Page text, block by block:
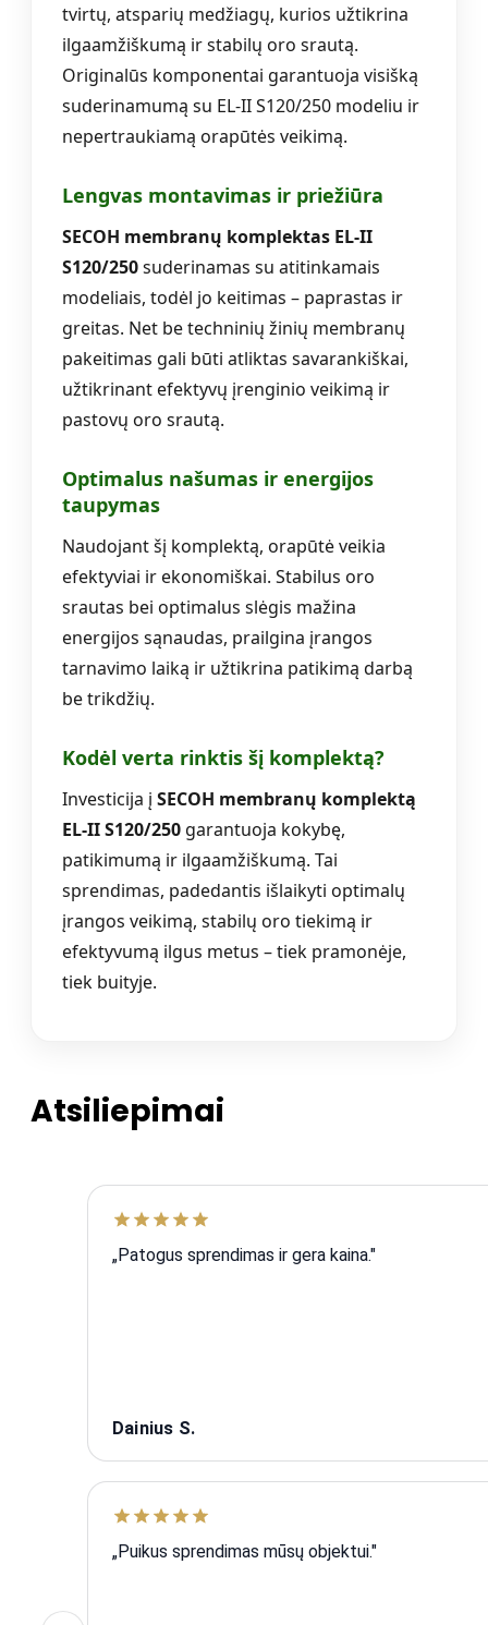
tvirtų, atsparių medžiagų, kurios užtikrina
ilgaamžiškumą ir stabilų oro srautą.
Originalūs komponentai garantuoja visišką
suderinamumą su EL-II S120/250 modeliu ir
nepertraukiamą orapūtės veikimą.
Lengvas montavimas ir priežiūra
SECOH membranų komplektas EL-II
S120/250suderinamas su atitinkamais
modeliais, todėl jo keitimas – paprastas ir
greitas. Net be techninių žinių membranų
pakeitimas gali būti atliktas savarankiškai,
užtikrinant efektyvų įrenginio veikimą ir
pastovų oro srautą.
Optimalus našumas ir energijos
taupymas
Naudojant šį komplektą, orapūtė veikia
efektyviai ir ekonomiškai. Stabilus oro
srautas bei optimalus slėgis mažina
energijos sąnaudas, prailgina įrangos
tarnavimo laiką ir užtikrina patikimą darbą
be trikdžių.
Kodėl verta rinktis šį komplektą?
Investicija į SECOH membranų komplektą
EL-II S120/250 garantuoja kokybę,
patikimumą ir ilgaamžiškumą. Tai
sprendimas, padedantis išlaikyti optimalų
įrangos veikimą, stabilų oro tiekimą ir
efektyvumą ilgus metus – tiek pramonėje,
tiek buityje.
Atsiliepimai
„Patogus sprendimas ir gera kaina."
Dainius S.
„Puikus sprendimas mūsų objektui."